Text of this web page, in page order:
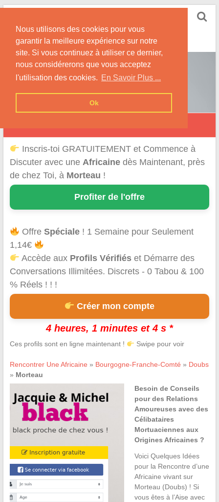
Nous utilisons des cookies pour vous
garantir la meilleure expérience sur notre
site. Si vous continuez à utiliser ce dernier,
nous considérerons que vous acceptez
l'utilisation des cookies. En Savoir Plus ...
Ok
Skip
content
Conseils et Infos pour la Rencontre d'une Belle
Africaine !
Inscris-toi GRATUITEMENT et Commence à
Discuter avec une Africainedès Maintenant, près
de chez Toi, à Morteau !
Profiter de l'offre
OffreSpéciale ! 1 Semaine pour Seulement
1,14€
Accède aux Profils Vérifiés et Démarre des
Conversations Illimitées. Discrets - 0 Tabou & 100
% Réels ! ! !
Créer mon compte
4 heures, 1 minutes et 4 s *
Ces profils sont en ligne maintenant ! Swipe pour voir
Rencontrer Une Africaine » Bourgogne-Franche-Comté » Doubs
» Morteau
Besoin de Conseils
pour des Relations
Amoureuses avec des
Célibataires
Mortuaciennes aux
Origines Africaines ?
Voici Quelques Idées
pour la Rencontre d’une
Africaine vivant sur
Morteau (Doubs) ! Si
vous êtes à l’Aise avec